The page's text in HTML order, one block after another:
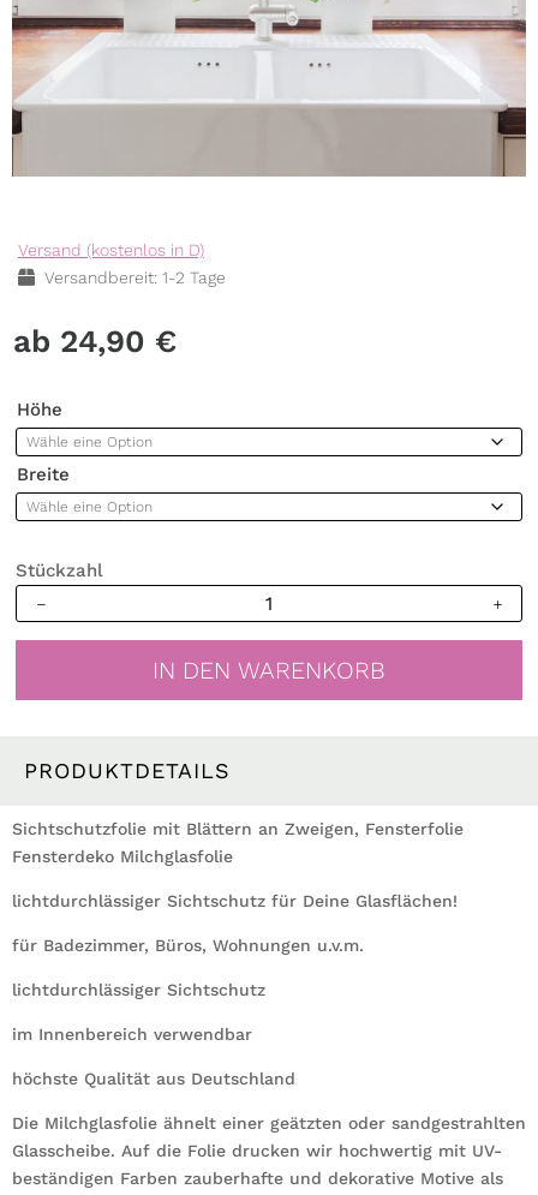
Versand (kostenlos in D)
Versandbereit: 1-2 Tage
24,90 €
Höhe
Breite
Stückzahl
mit
Fensterdeko
Fenster
Folie
IN DEN WARENKORB
PRODUKTDETAILS
Sichtschutzfolie mit Blättern an Zweigen, Fensterfolie
Fensterdeko Milchglasfolie
lichtdurchlässiger Sichtschutz für Deine Glasflächen!
für Badezimmer, Büros, Wohnungen u.v.m.
lichtdurchlässiger Sichtschutz
im Innenbereich verwendbar
höchste Qualität aus Deutschland
Die Milchglasfolie ähnelt einer geätzten oder sandgestrahlten
Glasscheibe. Auf die Folie drucken wir hochwertig mit UV-
beständigen Farben zauberhafte und dekorative Motive als